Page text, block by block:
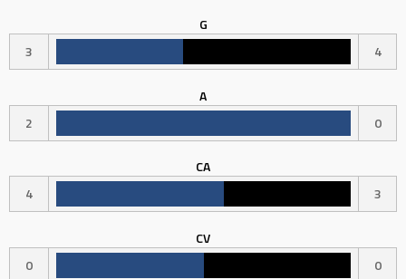
G
3
4
A
2
0
CA
4
3
CV
0
0